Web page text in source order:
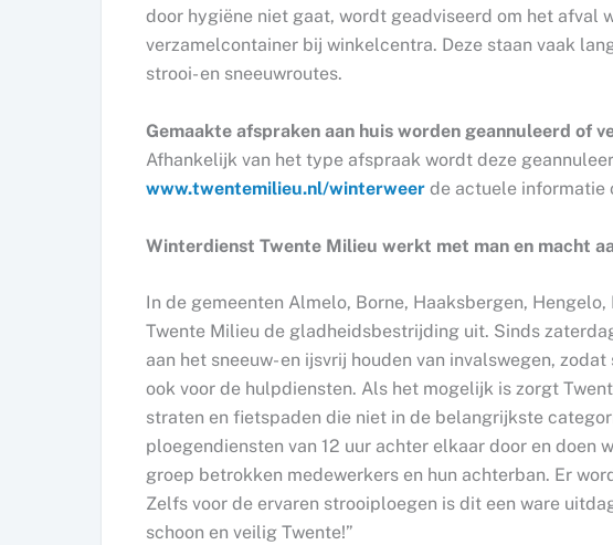
door hygiëne niet gaat, wordt geadviseerd om het afval
verzamelcontainer bij winkelcentra. Deze staan vaak
strooi- en sneeuwroutes.
Gemaakte afspraken aan huis worden geannuleerd of
Afhankelijk van het type afspraak wordt deze
www.twentemilieu.nl/winterweer de actuele informatie
Winterdienst Twente Milieu werkt met man en macht
In de gemeenten Almelo, Borne, Haaksbergen,
Twente Milieu de gladheidsbestrijding uit. Sinds
aan het sneeuw- en ijsvrij houden van invalswegen,
ook voor de hulpdiensten. Als het mogelijk is zorgt
straten en fietspaden die niet in de belangrijkste
ploegendiensten van 12 uur achter elkaar door en doen
groep betrokken medewerkers en hun achterban. Er
Zelfs voor de ervaren strooiploegen is dit een ware
schoon en veilig Twente!”